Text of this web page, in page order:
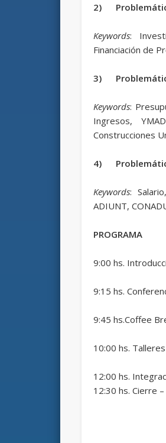
2)
Keywords:
Financiación de
3)
Keywords:
Ingresos,
Construcciones
4)
Keywords:
ADIUNT,
PROGRAMA
9:00 hs.
9:15 hs.
9:45 hs.Coffee
10:00 hs.
12:00 hs.
12:30 hs. Cierre